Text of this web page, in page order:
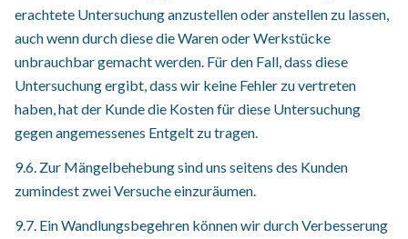
erachtete Untersuchung anzustellen oder anstellen zu lassen,
auch wenn durch diese die Waren oder Werkstücke
unbrauchbar gemacht werden. Für den Fall, dass diese
Untersuchung ergibt, dass wir keine Fehler zu vertreten
haben, hat der Kunde die Kosten für diese Untersuchung
gegen angemessenes Entgelt zu tragen.
9.6. Zur Mängelbehebung sind uns seitens des Kunden
zumindest zwei Versuche einzuräumen.
9.7. Ein Wandlungsbegehren können wir durch Verbesserung